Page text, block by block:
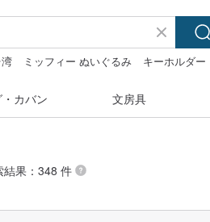
ミッフィー ぬいぐるみ
キーホルダー
カバン 文房具
結果：348 件